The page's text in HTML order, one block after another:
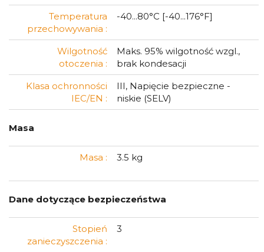
Temperatura
przechowywania :
-40...80°C [-40...176°F]
Wilgotność
otoczenia :
Maks. 95% wilgotność wzgl.,
brak kondesacji
Klasa ochronności
IEC/EN :
III, Napięcie bezpieczne -
niskie (SELV)
Masa
Masa : 3.5 kg
Dane dotyczące bezpieczeństwa
Stopień
zanieczyszczenia :
3